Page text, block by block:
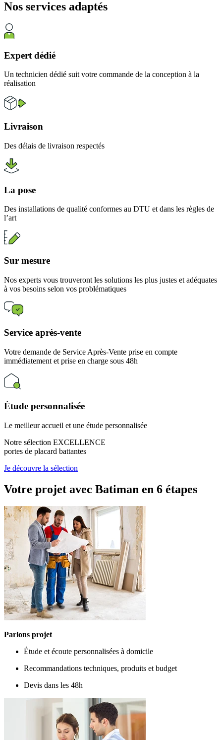
Nos services adaptés
Expert dédié
Un technicien dédié suit votre commande de la conception à la
réalisation
Livraison
Des délais de livraison respectés
La pose
Des installations de qualité conformes au DTU et dans les règles de
l’art
Sur mesure
Nos experts vous trouveront les solutions les plus justes et adéquates
à vos besoins selon vos problématiques
Service après-vente
Votre demande de Service Après-Vente prise en compte
immédiatement et prise en charge sous 48h
Étude personnalisée
Le meilleur accueil et une étude personnalisée
Notre sélection EXCELLENCE
portes de placard battantes
Je découvre la sélection
Votre projet avec Batiman en 6 étapes
Parlons projet
Étude et écoute personnalisées à domicile
Recommandations techniques, produits et budget
Devis dans les 48h